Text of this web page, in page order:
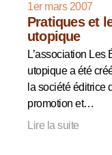
1er mars 2007
Pratiques et
utopique
L’association
utopique a été
la société éditrice
promotion et…
Lire la suite